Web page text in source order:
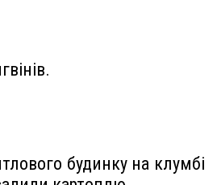
будинку на клумбі